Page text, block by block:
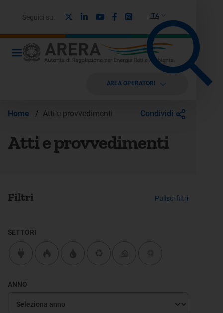
ITA
Seguici su: LinkedinYoutubeFacebook
Instagram
AREA OPERATORI
Home / Atti e provvedimenti Condividi
Atti e provvedimenti
Filtri Pulisci filtri
SETTORI
ANNO